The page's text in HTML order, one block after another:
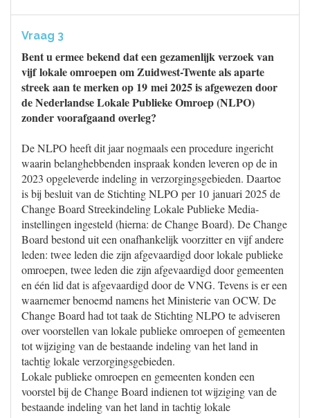
Vraag 3
Bent u ermee bekend dat een gezamenlijk verzoek van
vijf lokale omroepen om Zuidwest-Twente als aparte
streek aan te merken op 19 mei 2025 is afgewezen door
de Nederlandse Lokale Publieke Omroep (NLPO)
zonder voorafgaand overleg?
De NLPO heeft dit jaar nogmaals een procedure ingericht
waarin belanghebbenden inspraak konden leveren op de in
2023 opgeleverde indeling in verzorgingsgebieden. Daartoe
is bij besluit van de Stichting NLPO per 10 januari 2025 de
Change Board Streekindeling Lokale Publieke Media-
instellingen ingesteld (hierna: de Change Board). De Change
Board bestond uit een onafhankelijk voorzitter en vijf andere
leden: twee leden die zijn afgevaardigd door lokale publieke
omroepen, twee leden die zijn afgevaardigd door gemeenten
en één lid dat is afgevaardigd door de VNG. Tevens is er een
waarnemer benoemd namens het Ministerie van OCW. De
Change Board had tot taak de Stichting NLPO te adviseren
over voorstellen van lokale publieke omroepen of gemeenten
tot wijziging van de bestaande indeling van het land in
tachtig lokale verzorgingsgebieden.
Lokale publieke omroepen en gemeenten konden een
voorstel bij de Change Board indienen tot wijziging van de
bestaande indeling van het land in tachtig lokale